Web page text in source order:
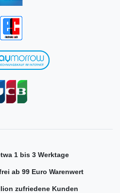
1 bis 3 Werktage
ab 99 Euro Warenwert
zufriedene Kunden